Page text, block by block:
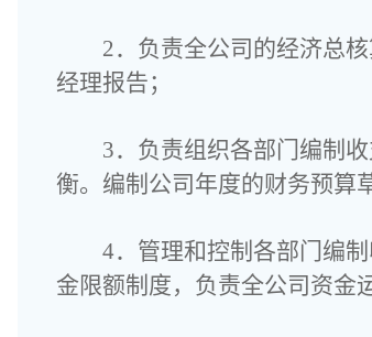
2．负责全公司的经济总
经理报告；
3．负责组织各部门编制
衡。编制公司年度的财务预算
4．管理和控制各部门编
金限额制度，负责全公司资金